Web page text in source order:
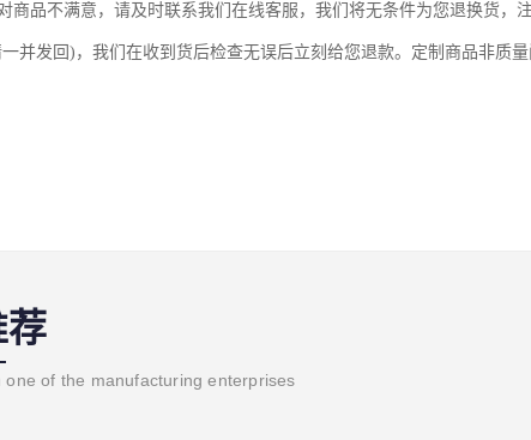
品不满意，请及时联系我们在线客服，我们将无条件为您退换货，注
并发回)，我们在收到货后检查无误后立刻给您退款。定制商品非质
荐
of the manufacturing enterprises